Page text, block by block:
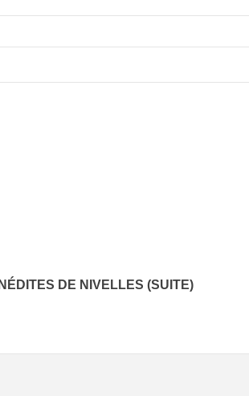
DE NIVELLES (SUITE)